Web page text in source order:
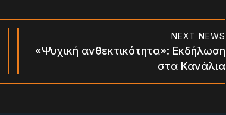
NEXT NEWS
«Ψυχική ανθεκτικότητα»: Εκδήλωση
στα Κανάλια